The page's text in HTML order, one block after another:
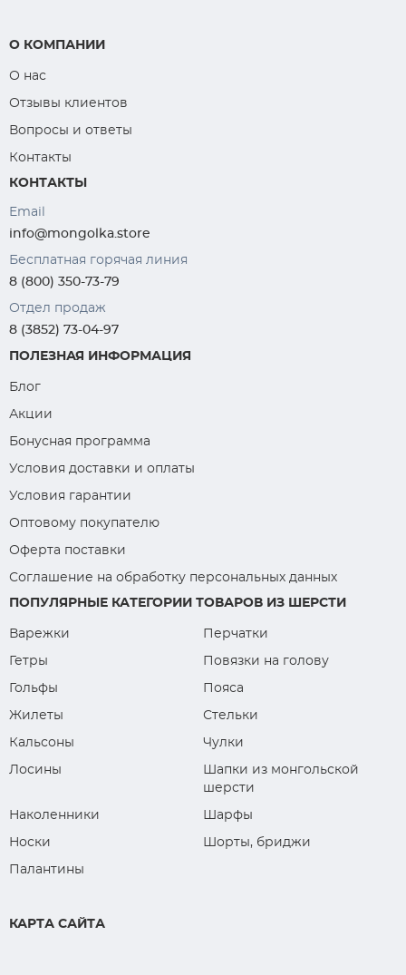
О КОМПАНИИ
О нас
Отзывы клиентов
Вопросы и ответы
Контакты
КОНТАКТЫ
Email
info@mongolka.store
Бесплатная горячая линия
8 (800) 350-73-79
Отдел продаж
8 (3852) 73-04-97
ПОЛЕЗНАЯ ИНФОРМАЦИЯ
Блог
Акции
Бонусная программа
Условия доставки и оплаты
Условия гарантии
Оптовому покупателю
Оферта поставки
Соглашение на обработку персональных данных
ПОПУЛЯРНЫЕ КАТЕГОРИИ ТОВАРОВ ИЗ ШЕРСТИ
Варежки
Перчатки
Гетры
Повязки на голову
Гольфы
Пояса
Жилеты
Стельки
Кальсоны
Чулки
Лосины
Шапки из монгольской
шерсти
Наколенники
Шарфы
Носки
Шорты, бриджи
Палантины
КАРТА САЙТА